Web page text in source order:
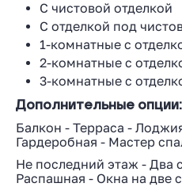
С чистовой отделкой
С отделкой под
1-комнатные с
2-комнатные с
3-комнатные с
Дополнительные опции:
Балкон - Терраса -
Гардеробная - Мастер
Не последний этаж - Два
Распашная - Окна на две